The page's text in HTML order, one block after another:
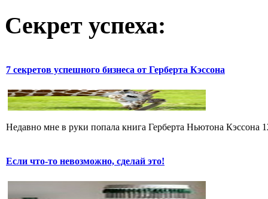
Секрет успеха:
7 секретов успешного бизнеса от Герберта Кэссона
Недавно мне в руки попала книга Герберта Ньютона Кэссона
Если что-то невозможно, сделай это!